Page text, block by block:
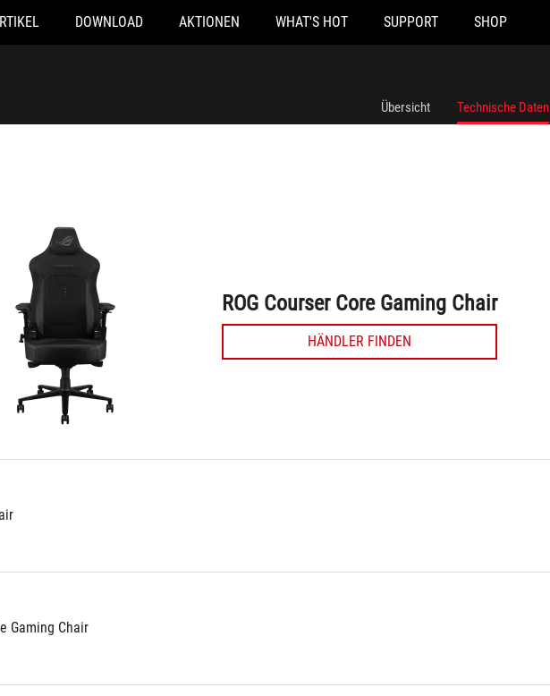
DOWNLOAD AKTIONEN WHAT'S HOT SUPPORT SHOP
Übersicht Technische Daten
ROG Courser Core Gaming Chair
HÄNDLER FINDEN
Gaming Chair
ROG Courser Core Gaming Chair